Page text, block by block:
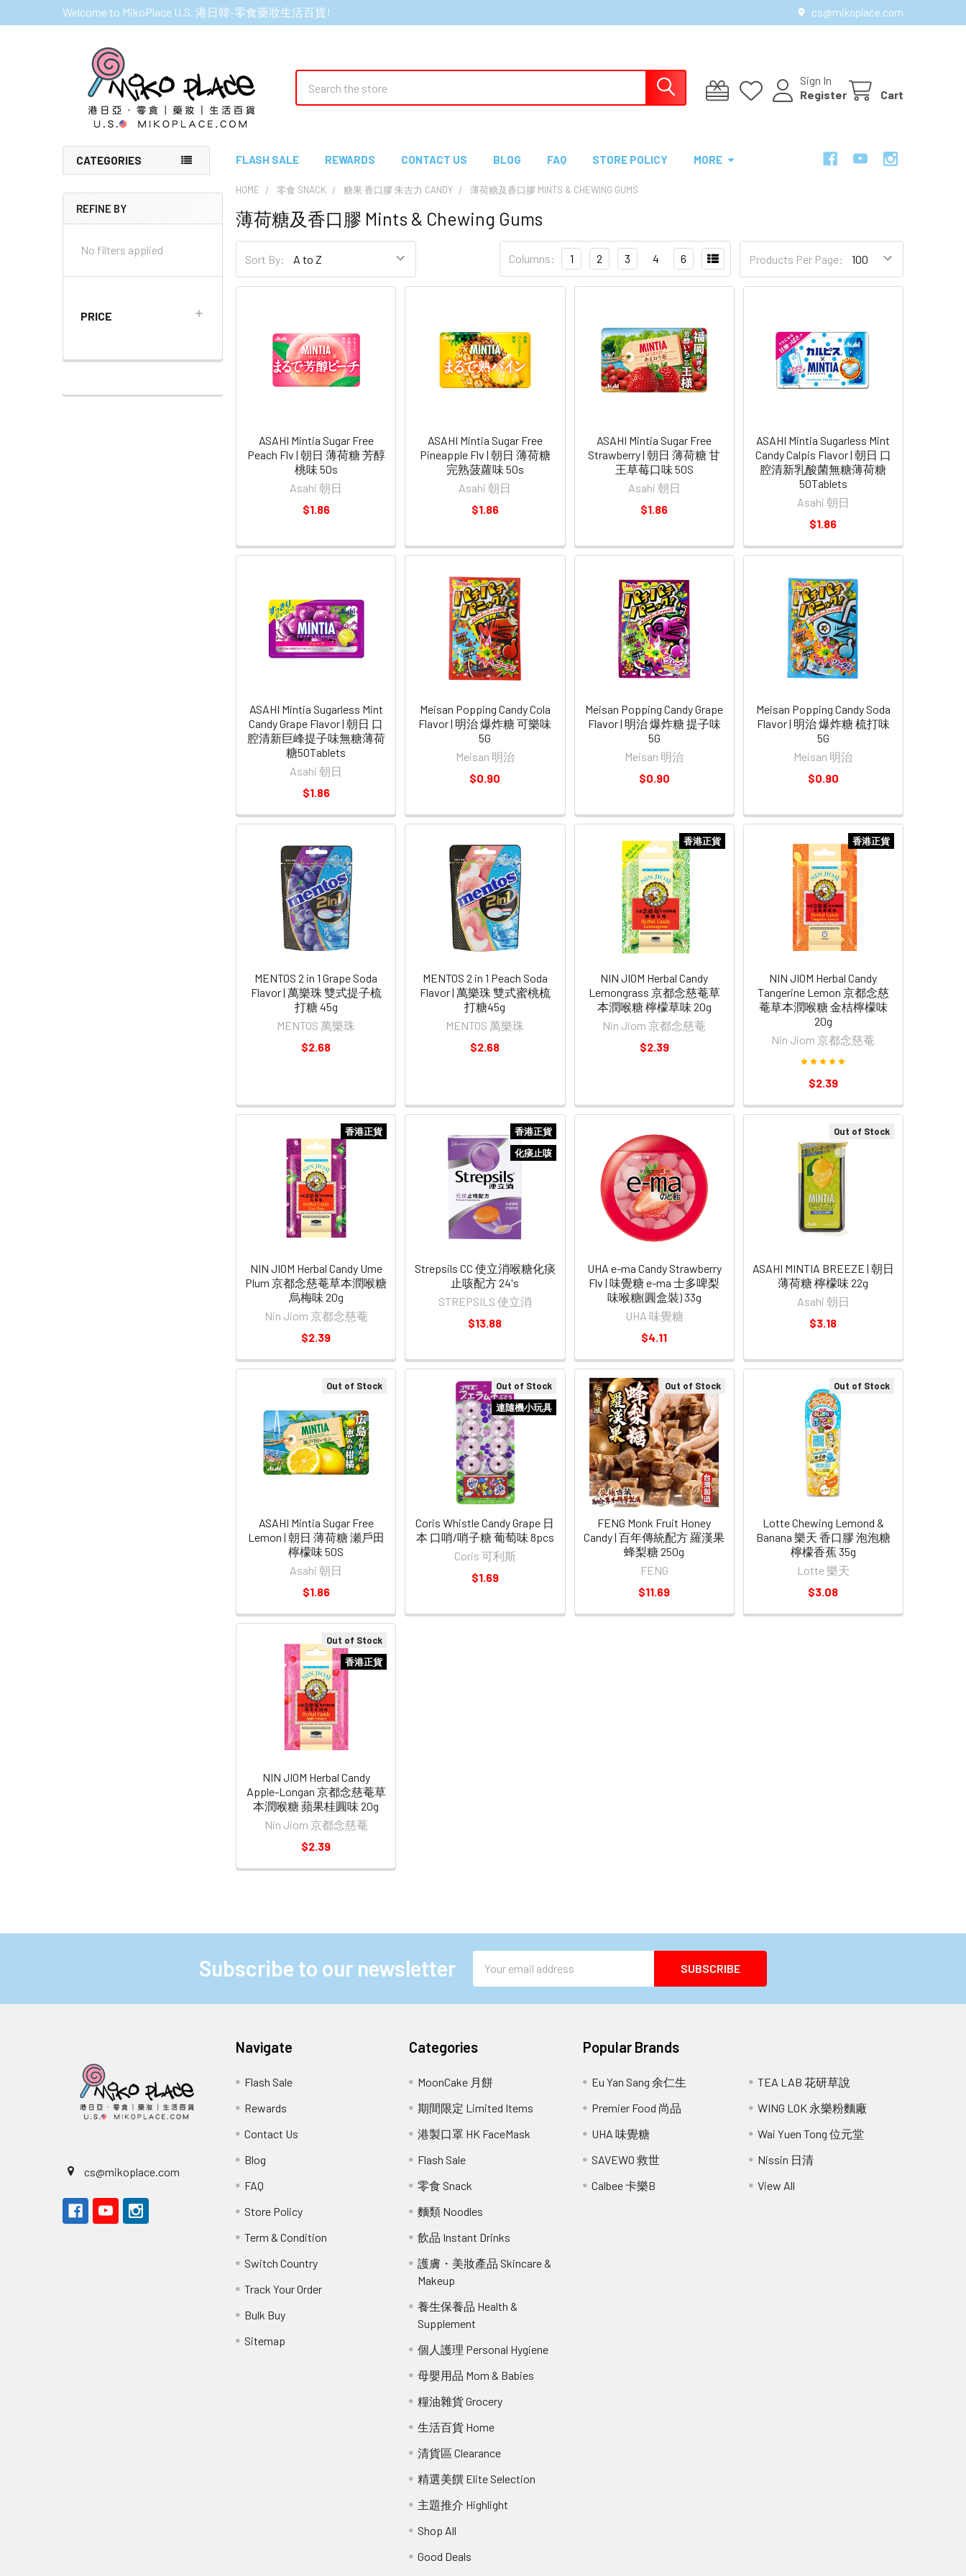
Welcome to MikoPlace U.S. 港日韓-零食藥妝生活百貨! cs@mikoplace.com
Sign In
Register
Cart
CATEGORIES FLASH SALE REWARDS CONTACT US BLOG FAQ STORE POLICY MORE
Sidebar
REFINE BY
No filters applied
PRICE
HOME 零食 SNACK 糖果 香口膠 朱古力 CANDY 薄荷糖及香口膠 MINTS & CHEWING GUMS
薄荷糖及香口膠 Mints & Chewing Gums
Sort By: Products Per Page:
Columns: 1 2 3 4 6
Out of Stock
ASAHI MINTIA BREEZE | 朝日
薄荷糖 檸檬味 22g
Asahi 朝日
$3.18
Out of Stock
ASAHI Mintia Sugar Free
Lemon | 朝日 薄荷糖 瀬戶田
檸檬味 50S
Asahi 朝日
$1.86
ASAHI Mintia Sugar Free
Peach Flv | 朝日 薄荷糖 芳醇
桃味 50s
Asahi 朝日
$1.86
ASAHI Mintia Sugar Free
Pineapple Flv | 朝日 薄荷糖
完熟菠蘿味 50s
Asahi 朝日
$1.86
ASAHI Mintia Sugar Free
Strawberry | 朝日 薄荷糖 甘
王草莓口味 50S
Asahi 朝日
$1.86
ASAHI Mintia Sugarless Mint
Candy Calpis Flavor | 朝日 口
腔清新乳酸菌無糖薄荷糖
50Tablets
Asahi 朝日
$1.86
ASAHI Mintia Sugarless Mint
Candy Grape Flavor | 朝日 口
腔清新巨峰提子味無糖薄荷
糖50Tablets
Asahi 朝日
$1.86
Out of Stock
連隨機小玩具
Coris Whistle Candy Grape 日
本 口哨/哨子糖 葡萄味 8pcs
Coris 可利斯
$1.69
Out of Stock
FENG Monk Fruit Honey
Candy | 百年傳統配方 羅漢果
蜂梨糖 250g
FENG
$11.69
Out of Stock
Lotte Chewing Lemond &
Banana 樂天 香口膠 泡泡糖
檸檬香蕉 35g
Lotte 樂天
$3.08
Meisan Popping Candy Cola
Flavor | 明治 爆炸糖 可樂味
5G
Meisan 明治
$0.90
Meisan Popping Candy Grape
Flavor | 明治 爆炸糖 提子味
5G
Meisan 明治
$0.90
Meisan Popping Candy Soda
Flavor | 明治 爆炸糖 梳打味
5G
Meisan 明治
$0.90
MENTOS 2 in 1 Grape Soda
Flavor | 萬樂珠 雙式提子梳
打糖 45g
MENTOS 萬樂珠
$2.68
MENTOS 2 in 1 Peach Soda
Flavor | 萬樂珠 雙式蜜桃梳
打糖45g
MENTOS 萬樂珠
$2.68
Out of Stock
香港正貨
NIN JIOM Herbal Candy
Apple-Longan 京都念慈菴草
本潤喉糖 蘋果桂圓味 20g
Nin Jiom 京都念慈菴
$2.39
香港正貨
NIN JIOM Herbal Candy
Lemongrass 京都念慈菴草
本潤喉糖 檸檬草味 20g
Nin Jiom 京都念慈菴
$2.39
香港正貨
NIN JIOM Herbal Candy
Tangerine Lemon 京都念慈
菴草本潤喉糖 金桔檸檬味
20g
Nin Jiom 京都念慈菴
$2.39
香港正貨
NIN JIOM Herbal Candy Ume
Plum 京都念慈菴草本潤喉糖
烏梅味 20g
Nin Jiom 京都念慈菴
$2.39
香港正貨
化痰止咳
Strepsils CC 使立消喉糖化痰
止咳配方 24's
STREPSILS 使立消
$13.88
UHA e-ma Candy Strawberry
Flv | 味覺糖 e-ma 士多啤梨
味喉糖(圓盒裝) 33g
UHA 味覺糖
$4.11
Subscribe to our newsletter
Address
cs@mikoplace.com
Navigate
Flash Sale
Rewards
Contact Us
Blog
FAQ
Store Policy
Term & Condition
Switch Country
Track Your Order
Bulk Buy
Sitemap
Categories
MoonCake 月餅
期間限定 Limited Items
港製口罩 HK FaceMask
Flash Sale
零食 Snack
麵類 Noodles
飲品 Instant Drinks
護膚・美妝產品 Skincare &
Makeup
養生保養品 Health &
Supplement
個人護理 Personal Hygiene
母嬰用品 Mom & Babies
糧油雜貨 Grocery
生活百貨 Home
清貨區 Clearance
精選美饌 Elite Selection
主題推介 Highlight
Shop All
Good Deals
Popular Brands
Eu Yan Sang 余仁生
Premier Food 尚品
UHA 味覺糖
SAVEWO 救世
Calbee 卡樂B
TEA LAB 花研草說
WING LOK 永樂粉麵廠
Wai Yuen Tong 位元堂
Nissin 日清
View All